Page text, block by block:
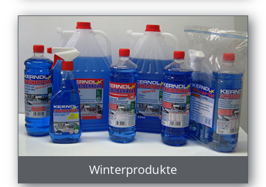
Winterprodukte